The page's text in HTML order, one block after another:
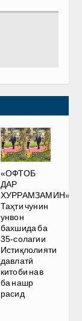
«ОФТОБ
ДАР
ХУРРАМЗАМИН».
Таҳти чунин
унвон
бахшида ба
35-солагии
Истиқлолияти
давлатӣ
китоби нав
ба нашр
расид